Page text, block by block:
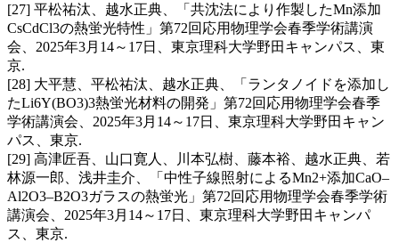
[27] 平松祐汰、越水正典、「共沈法により作製したMn添加
CsCdCl3の熱蛍光特性」第72回応用物理学会春季学術講演
会、2025年3月14～17日、東京理科大学野田キャンパス、東
京.
[28] 大平慧、平松祐汰、越水正典、「ランタノイドを添加し
たLi6Y(BO3)3熱蛍光材料の開発」第72回応用物理学会春季
学術講演会、2025年3月14～17日、東京理科大学野田キャン
パス、東京.
[29] 高津匠吾、山口寛人、川本弘樹、藤本裕、越水正典、若
林源一郎、浅井圭介、「中性子線照射によるMn2+添加CaO–
Al2O3–B2O3ガラスの熱蛍光」第72回応用物理学会春季学術
講演会、2025年3月14～17日、東京理科大学野田キャンパ
ス、東京.